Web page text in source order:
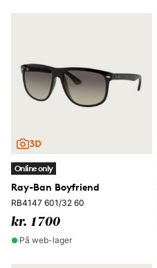
Online only
Ray-Ban Boyfriend
RB4147 601/32 60
kr. 1700
På web-lager